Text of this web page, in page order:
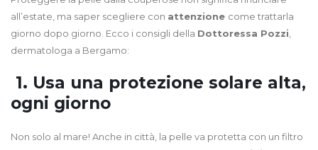
all’estate, ma saper scegliere con attenzione come trattarla
giorno dopo giorno. Ecco i consigli della Dottoressa Pozzi,
dermatologa a Bergamo:
1. Usa una protezione solare alta,
ogni giorno
Non solo al mare! Anche in città, la pelle va protetta con un filtro